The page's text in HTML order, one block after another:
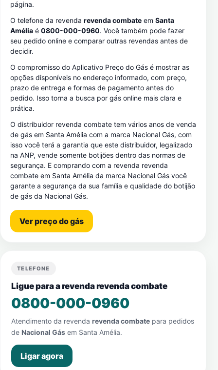
página.
O telefone da revenda revenda combate em Santa
Amélia é 0800-000-0960. Você também pode fazer
seu pedido online e comparar outras revendas antes de
decidir.
O compromisso do Aplicativo Preço do Gás é mostrar as
opções disponíveis no endereço informado, com preço,
prazo de entrega e formas de pagamento antes do
pedido. Isso torna a busca por gás online mais clara e
prática.
O distribuidor revenda combate tem vários anos de venda
de gás em Santa Amélia com a marca Nacional Gás, com
isso você terá a garantia que este distribuidor, legalizado
na ANP, vende somente botijões dentro das normas de
segurança. E comprando com a revenda revenda
combate em Santa Amélia da marca Nacional Gás você
garante a segurança da sua família e qualidade do botijão
de gás da Nacional Gás.
Ver preço do gás
TELEFONE
Ligue para a revenda revenda combate
0800-000-0960
Atendimento da revenda revenda combate para pedidos
de Nacional Gás em Santa Amélia.
Ligar agora